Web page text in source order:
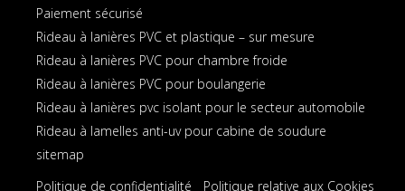
Paiement sécurisé
Rideau à lanières PVC et plastique – sur mesure
Rideau à lanières PVC pour chambre froide
Rideau à lanières PVC pour boulangerie
Rideau à lanières pvc isolant pour le secteur automobile
Rideau à lamelles anti-uv pour cabine de soudure
sitemap
Politique de confidentialité
Politique relative aux Cookies